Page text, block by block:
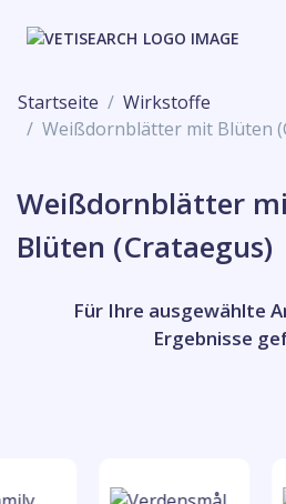
Startseite
Wirkstoffe
Weißdornblätter mit Blüten
Weißdornblätter
Blüten (Crataegus)
Für Ihre ausgewählte
Ergebnisse